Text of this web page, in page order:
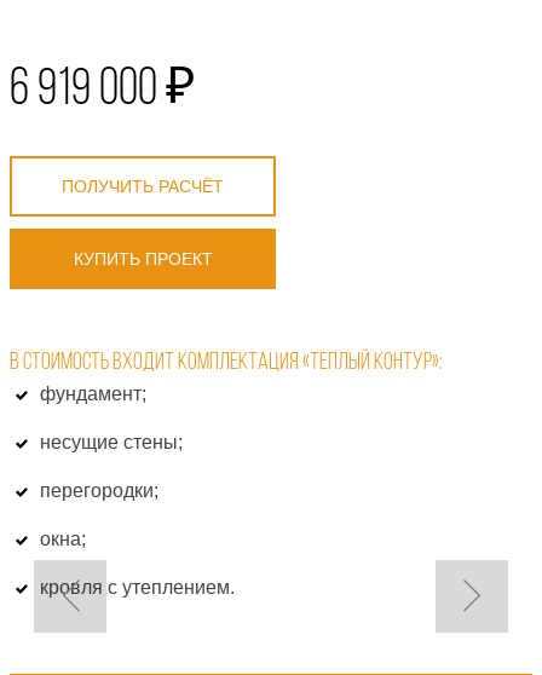
6 919 000 ₽
ПОЛУЧИТЬ РАСЧЁТ
КУПИТЬ ПРОЕКТ
В СТОИМОСТЬ ВХОДИТ КОМПЛЕКТАЦИЯ «ТЕПЛЫЙ КОНТУР»:
фундамент;
несущие стены;
перегородки;
окна;
кровля с утеплением.